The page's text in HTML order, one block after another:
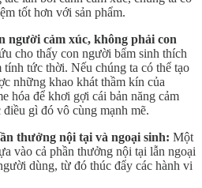
tốt hơn với sản phẩm.
người cảm xúc, không phải con
cho thấy con người bẩm sinh thích
tức thời. Nếu chúng ta có thể tạo
những khao khát thầm kín của
hóa để khơi gợi cái bản năng cảm
gì đó vô cùng mạnh mẽ.
thưởng nội tại và ngoại sinh: Một
vào cả phần thưởng nội tại lẫn ngoại
dùng, từ đó thúc đẩy các hành vi